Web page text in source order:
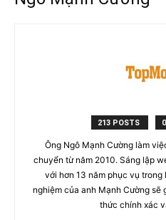
213 POSTS
Ông Ngô Mạnh Cường làm
chuyển từ năm 2010. Sáng lập
với hơn 13 năm phục vụ
nghiệm của anh Mạnh Cường
thức chính xác